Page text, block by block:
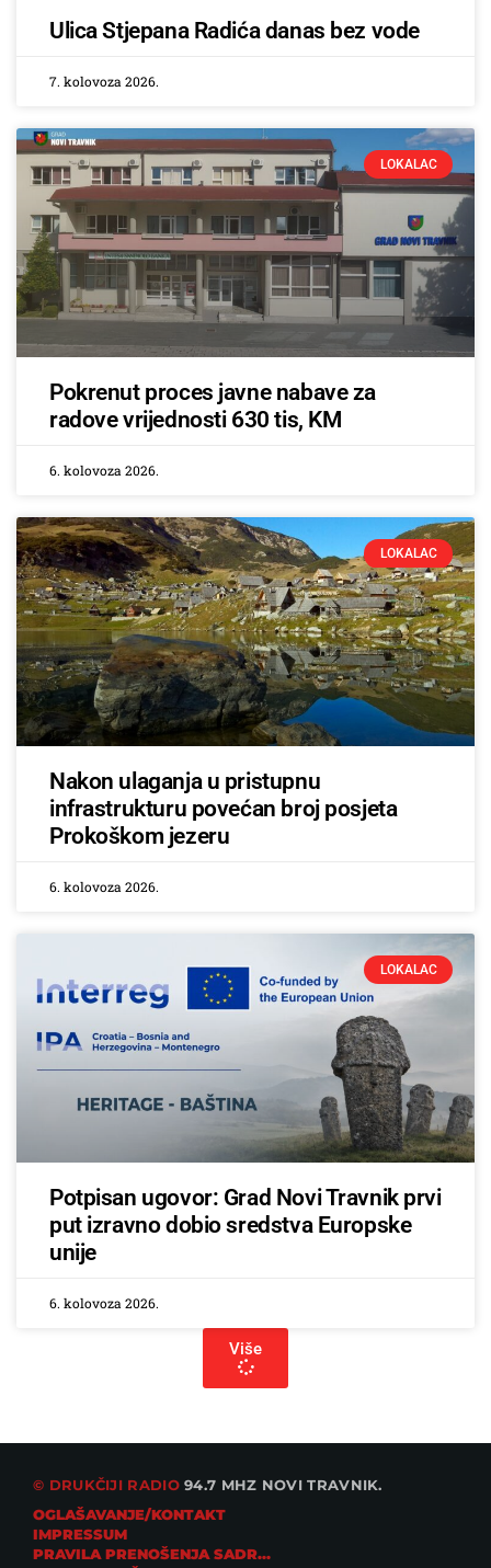
Ulica Stjepana Radića danas bez vode
7. kolovoza 2026.
LOKALAC
Pokrenut proces javne nabave za
radove vrijednosti 630 tis, KM
6. kolovoza 2026.
LOKALAC
Nakon ulaganja u pristupnu
infrastrukturu povećan broj posjeta
Prokoškom jezeru
6. kolovoza 2026.
LOKALAC
Potpisan ugovor: Grad Novi Travnik prvi
put izravno dobio sredstva Europske
unije
6. kolovoza 2026.
Više
© DRUKČIJI RADIO94.7 MHZ NOVI TRAVNIK.
OGLAŠAVANJE/KONTAKT
IMPRESSUM
PRAVILA PRENOŠENJA SADRŽAJA